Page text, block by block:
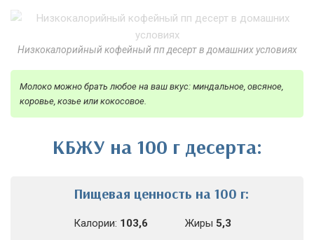
Низкокалорийный кофейный пп десерт в домашних условиях
Молоко можно брать любое на ваш вкус: миндальное, овсяное,
коровье, козье или кокосовое.
КБЖУ на 100 г десерта:
Пищевая ценность на 100 г:
Калории: 103,6
Жиры 5,3